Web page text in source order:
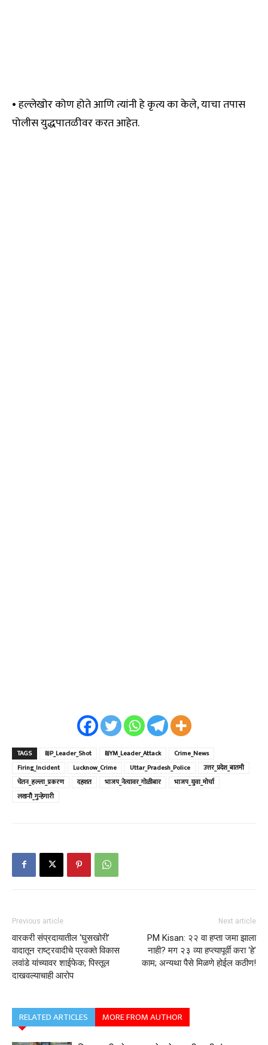
• हल्लेखोर कोण होते आणि त्यांनी हे कृत्य का केले, याचा तपास
पोलीस युद्धपातळीवर करत आहेत.
TAGS BJP_Leader_Shot BJYM_Leader_Attack
Crime_News
Firing_Incident
Lucknow_Crime Uttar_Pradesh_Police
उत्तर_प्रदेश_बातमी
चेतन_हल्ला_प्रकरण
दहशत भाजप_नेत्यावर_गोळीबार
भाजप_युवा_मोर्चा
लखनौ_गुन्हेगारी
Previous article
वारकरी संप्रदायातील ‘घुसखोरी’
वादातून राष्ट्रवादीचे प्रवक्ते विकास
लवांडे यांच्यावर शाईफेक; पिस्तूल
दाखवल्याचाही आरोप
Next article
PM Kisan: २२ वा हप्ता जमा झाला
नाही? मग २३ व्या हप्त्यापूर्वी करा ‘हे’
काम; अन्यथा पैसे मिळणे होईल कठीण!
RELATED ARTICLES MORE FROM AUTHOR